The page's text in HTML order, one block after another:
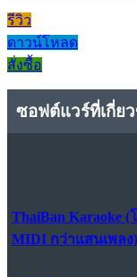
รีวิว
ดาวน์โหลด
สั่งซื้อ
ซอฟต์แวร์ที่เกี่ย
ThaiBan Karaoke
MIDI กว่าแสนเพลง)